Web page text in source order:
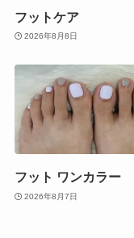
フットケア
2026年8月8日
フット ワンカラー
2026年8月7日